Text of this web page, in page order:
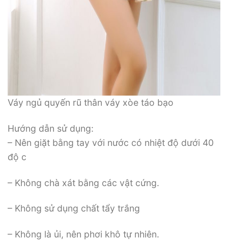
Váy ngủ quyến rũ thân váy xòe táo bạo
Hướng dẫn sử dụng:
– Nên giặt bằng tay với nước có nhiệt độ dưới 40
độ c
– Không chà xát bằng các vật cứng.
– Không sử dụng chất tẩy trắng
– Không là ủi, nên phơi khô tự nhiên.